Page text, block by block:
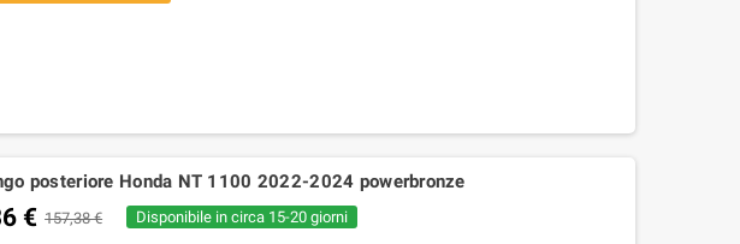
posteriore Honda NT 1100 2022-2024 powerbronze
€ 157,38 € Disponibile in circa 15-20 giorni